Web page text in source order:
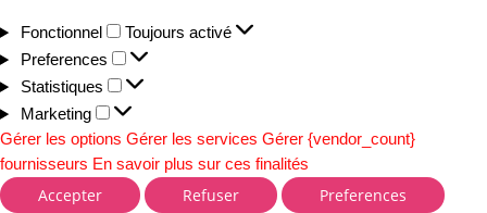
Fonctionnel
Toujours activé
Preferences
Statistiques
Marketing
Gérer les options Gérer les services Gérer {vendor_count}
fournisseurs En savoir plus sur ces finalités
Accepter Refuser Preferences